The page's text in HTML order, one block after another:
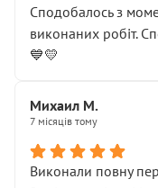
Сподобалось з
виконаних робіт.
💙💛
Михаил М.
7 місяців тому
Виконали повну